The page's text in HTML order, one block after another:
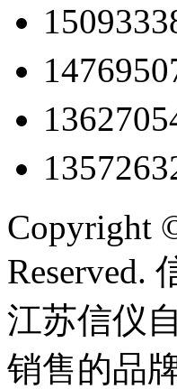
Copyright
Reserved.
江苏信仪
销售的品